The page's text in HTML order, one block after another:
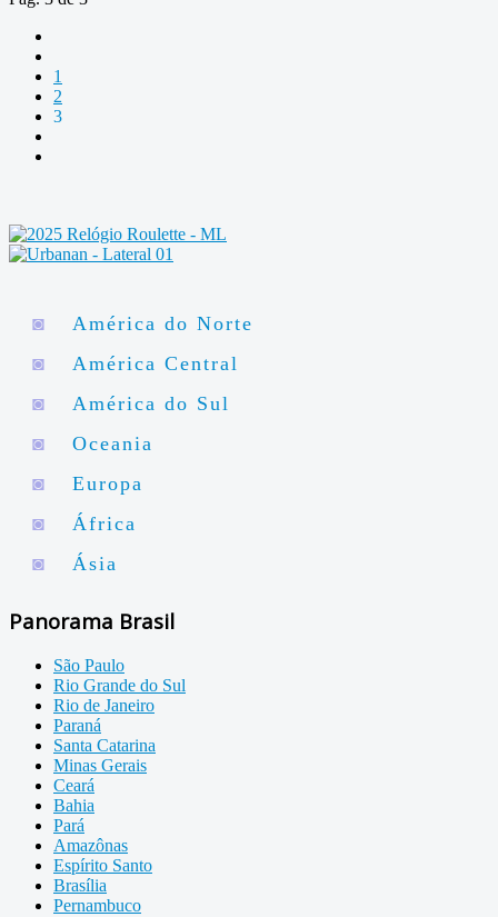
1
2
3
◙
América do Norte
◙
América Central
◙
América do Sul
◙
Oceania
◙
Europa
◙
África
◙
Ásia
Panorama Brasil
São Paulo
Rio Grande do Sul
Rio de Janeiro
Paraná
Santa Catarina
Minas Gerais
Ceará
Bahia
Pará
Amazônas
Espírito Santo
Brasília
Pernambuco